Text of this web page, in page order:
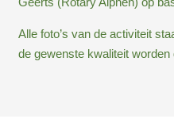
Alle foto’s van de activiteit
de gewenste kwaliteit worden